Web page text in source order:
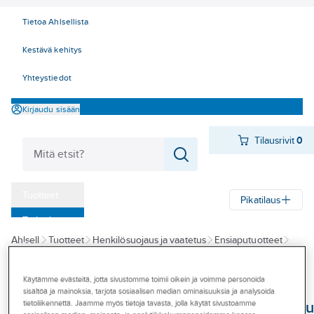
Tietoa Ahlsellista
Kestävä kehitys
Yhteystiedot
Kirjaudu sisään
Tilausrivit 0
‎Tarjoukset
Myymälät
Konseptit
Pikatilaus
Ahlsell Tuotteet Henkilösuojaus ja vaatetus
Ensiaputuotteet
CEDERROTH
Käytämme evästeitä, jotta sivustomme toimii oikein ja voimme personoida
sisältöä ja mainoksia, tarjota sosiaalisen median ominaisuuksia ja analysoida
tietoliikennettä. Jaamme myös tietoja tavasta, jolla käytät sivustoamme